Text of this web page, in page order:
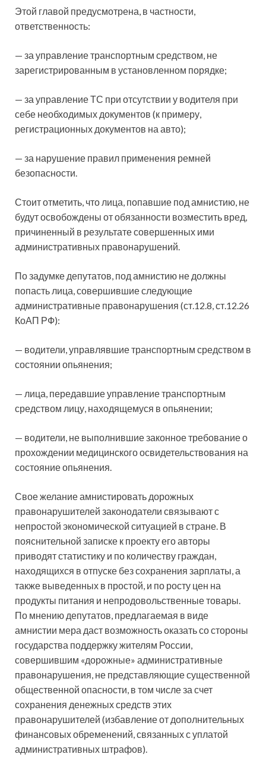
Этой главой предусмотрена, в частности,
ответственность:
— за управление транспортным средством, не
зарегистрированным в установленном порядке;
— за управление ТС при отсутствии у водителя при
себе необходимых документов (к примеру,
регистрационных документов на авто);
— за нарушение правил применения ремней
безопасности.
Стоит отметить, что лица, попавшие под амнистию, не
будут освобождены от обязанности возместить вред,
причиненный в результате совершенных ими
административных правонарушений.
По задумке депутатов, под амнистию не должны
попасть лица, совершившие следующие
административные правонарушения (ст.12.8, ст.12.26
КоАП РФ):
— водители, управлявшие транспортным средством в
состоянии опьянения;
— лица, передавшие управление транспортным
средством лицу, находящемуся в опьянении;
— водители, не выполнившие законное требование о
прохождении медицинского освидетельствования на
состояние опьянения.
Свое желание амнистировать дорожных
правонарушителей законодатели связывают с
непростой экономической ситуацией в стране. В
пояснительной записке к проекту его авторы
приводят статистику и по количеству граждан,
находящихся в отпуске без сохранения зарплаты, а
также выведенных в простой, и по росту цен на
продукты питания и непродовольственные товары.
По мнению депутатов, предлагаемая в виде
амнистии мера даст возможность оказать со стороны
государства поддержку жителям России,
совершившим «дорожные» административные
правонарушения, не представляющие существенной
общественной опасности, в том числе за счет
сохранения денежных средств этих
правонарушителей (избавление от дополнительных
финансовых обременений, связанных с уплатой
административных штрафов).